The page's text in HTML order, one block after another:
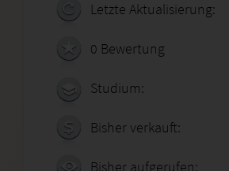
Letzte Aktualisierung:
0 Bewertung
Studium:
Bisher verkauft:
Bisher aufgerufen: